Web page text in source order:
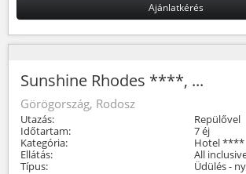
Ajánlatkérés
Sunshine Rhodes ****, ...
Görögország, Rodosz
Utazás:
Repülővel
Időtartam:
7 éj
Kategória:
Hotel ****
Ellátás:
All
Típus:
Üdülés -